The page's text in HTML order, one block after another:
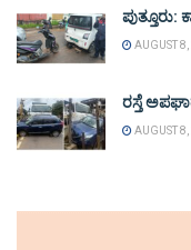
ಪುತ್ತೂರು:
AUGUST
ರಸ್ತೆ
AUGUST